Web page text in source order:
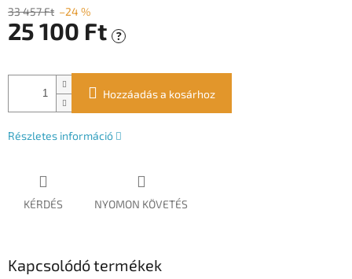
33 457 Ft –24 %
25 100 Ft ?
Hozzáadás a kosárhoz
Részletes információ
KÉRDÉS NYOMON KÖVETÉS
Kapcsolódó termékek